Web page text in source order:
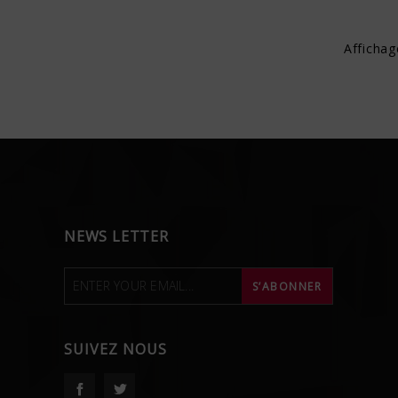
NEWS LETTER
SUIVEZ NOUS
Facebook